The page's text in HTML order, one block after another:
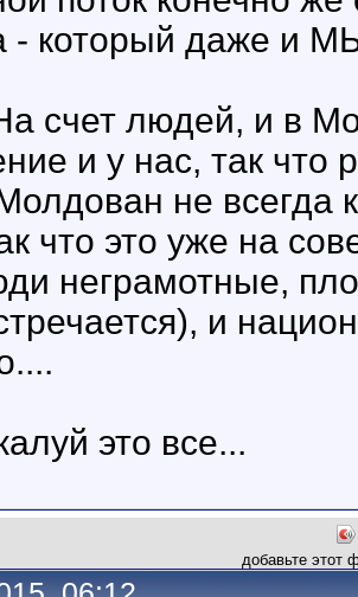
- который даже и
счет людей, и в
и у нас, так что
не всегда
что это уже на
неграмотные,
и
это все...
добавьте этот